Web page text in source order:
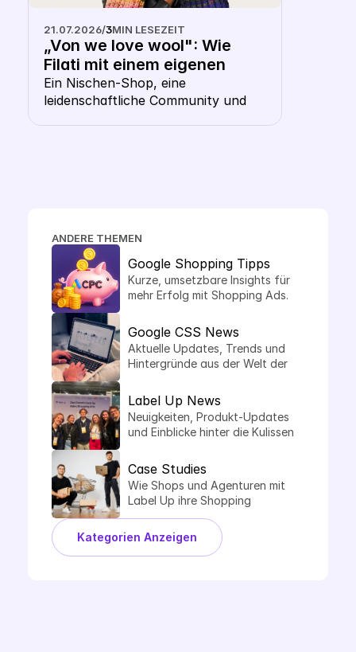
21.07.2026/3MIN LESEZEIT
„Von we love wool": Wie
Filati mit einem eigenen
Keyword CSS aus dem
Shopping- Karussell
heraussticht
Ein Nischen-Shop, eine
leidenschaftliche Community und
ANDERE THEMEN
Google Shopping Tipps
Kurze, umsetzbare Insights für
mehr Erfolg mit Shopping Ads.
Google CSS News
Aktuelle Updates, Trends und
Hintergründe aus der Welt der
Label Up News
Neuigkeiten, Produkt-Updates
und Einblicke hinter die Kulissen
Case Studies
Wie Shops und Agenturen mit
Label Up ihre Shopping
Performance steigern.
Kategorien Anzeigen